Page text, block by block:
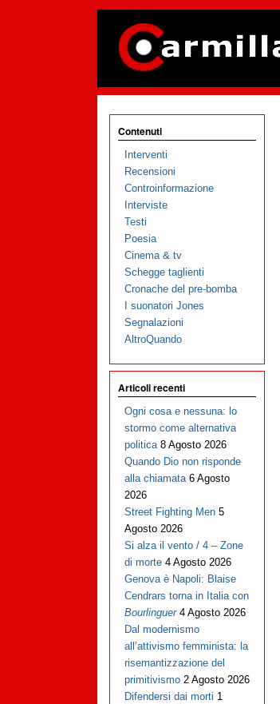
Contenuti
Interventi
Recensioni
Controinformazione
Interviste
Testi
Poesia
Cinema & tv
Schegge taglienti
Cronache del pre-bomba
I suonatori Jones
Segnalazioni
AltroQuando
Articoli recenti
Ogni cosa e nessuna: lo
stormo come alternativa
politica 8 Agosto 2026
Quando Dio non risponde
alla chiamata 6 Agosto
2026
Street Fighting Men 5
Agosto 2026
Si alza il vento / 4 – Zone
di morte 4 Agosto 2026
Genova è Napoli: Blaise
Cendrars torna in Italia con
Bourlinguer 4 Agosto 2026
Dal modernismo
all’attivismo femminista: la
risemantizzazione del
primitivismo 2 Agosto 2026
Difendersi dai morti 1